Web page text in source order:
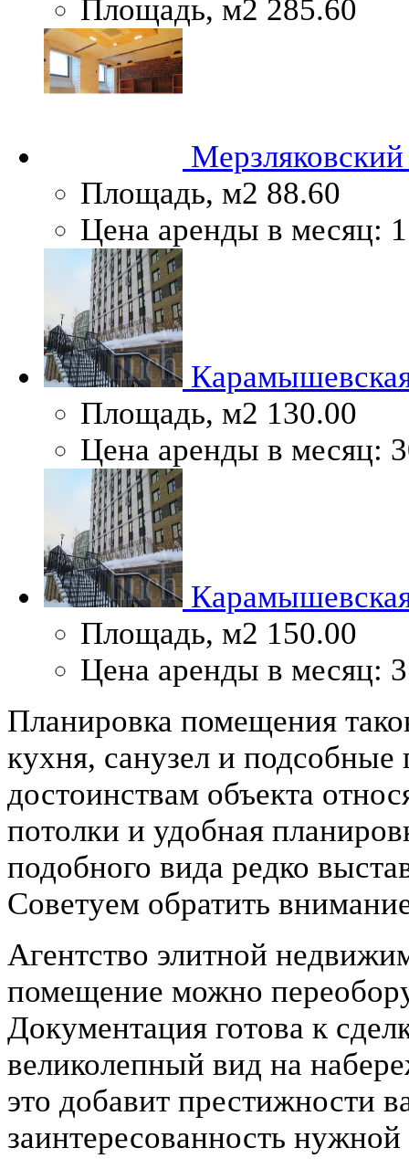
Площадь, м2 285.60
Площадь, м2 88.60
Цена аренды в месяц:
Площадь, м2 130.00
Цена аренды в месяц:
Площадь, м2 150.00
Цена аренды в месяц:
Планировка помещения
кухня, санузел и
достоинствам объекта
потолки и удобная
подобного вида редко
Советуем обратить
Агентство элитной
помещение можно
Документация готова к
великолепный вид на
это добавит престижности
заинтересованность